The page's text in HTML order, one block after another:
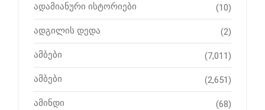
ადამიანური ისტორიები (10)
ადგილის დედა (2)
ამბები (7,011)
ამბები (2,651)
ამინდი (68)